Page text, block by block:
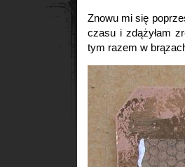
Znowu mi się
czasu i zdążyłam
tym razem w